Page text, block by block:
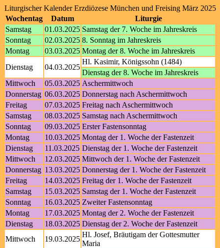
Liturgischer Kalender Erzdiözese München und Freising März 2025
Wochentag
Datum
Liturgie
Samstag
01.03.2025 Samstag der 7. Woche im Jahreskreis
Sonntag
02.03.2025 8. Sonntag im Jahreskreis
Montag
03.03.2025 Montag der 8. Woche im Jahreskreis
Dienstag
04.03.2025
Hl. Kasimir, Königssohn (1484)
Dienstag der 8. Woche im Jahreskreis
Mittwoch
05.03.2025 Aschermittwoch
Donnerstag 06.03.2025 Donnerstag nach Aschermittwoch
Freitag
07.03.2025 Freitag nach Aschermittwoch
Samstag
08.03.2025 Samstag nach Aschermittwoch
Sonntag
09.03.2025 Erster Fastensonntag
Montag
10.03.2025 Montag der 1. Woche der Fastenzeit
Dienstag
11.03.2025 Dienstag der 1. Woche der Fastenzeit
Mittwoch
12.03.2025 Mittwoch der 1. Woche der Fastenzeit
Donnerstag 13.03.2025 Donnerstag der 1. Woche der Fastenzeit
Freitag
14.03.2025 Freitag der 1. Woche der Fastenzeit
Samstag
15.03.2025 Samstag der 1. Woche der Fastenzeit
Sonntag
16.03.2025 Zweiter Fastensonntag
Montag
17.03.2025 Montag der 2. Woche der Fastenzeit
Dienstag
18.03.2025 Dienstag der 2. Woche der Fastenzeit
Mittwoch
19.03.2025
Hl. Josef, Bräutigam der Gottesmutter
Maria